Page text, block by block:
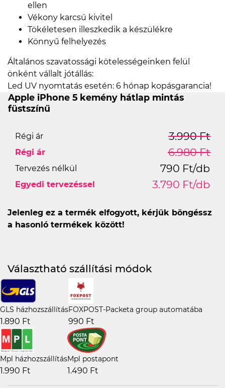
ellen
Vékony karcsú kivitel
Tökéletesen illeszkedik a készülékre
Könnyű felhelyezés
Általános szavatossági kötelességeinken felül
önként vállalt jótállás:
Led UV nyomtatás esetén: 6 hónap kopásgarancia!
Apple iPhone 5 kemény hátlap mintás
füstszínű
Régi ár 3.990 Ft
Régi ár 6.980 Ft
Tervezés nélkül 790 Ft/db
Egyedi tervezéssel 3.790 Ft/db
Jelenleg ez a termék elfogyott, kérjük böngéssz
a hasonló termékek között!
Választható szállítási módok
GLS házhozszállítás
1.890 Ft
FOXPOST-Packeta group automatába
990 Ft
Mpl házhozszállítás
1.990 Ft
Mpl postapont
1.490 Ft